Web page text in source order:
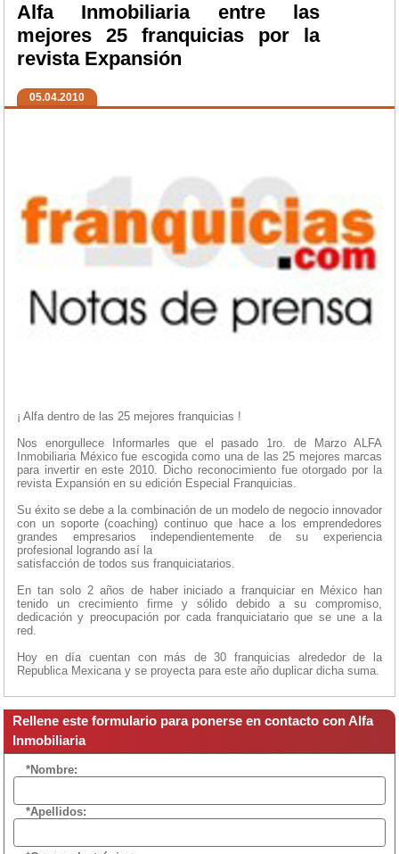
Alfa Inmobiliaria entre las
mejores 25 franquicias por la
revista Expansión
05.04.2010
¡ Alfa dentro de las 25 mejores franquicias !
Nos enorgullece Informarles que el pasado 1ro. de Marzo ALFA
Inmobiliaria México fue escogida como una de las 25 mejores marcas
para invertir en este 2010. Dicho reconocimiento fue otorgado por la
revista Expansión en su edición Especial Franquicias.
Su éxito se debe a la combinación de un modelo de negocio innovador
con un soporte (coaching) continuo que hace a los emprendedores
grandes empresarios independientemente de su experiencia
profesional logrando así la
satisfacción de todos sus franquiciatarios.
En tan solo 2 años de haber iniciado a franquiciar en México han
tenido un crecimiento firme y sólido debido a su compromiso,
dedicación y preocupación por cada franquiciatario que se une a la
red.
Hoy en día cuentan con más de 30 franquicias alrededor de la
Republica Mexicana y se proyecta para este año duplicar dicha suma.
Rellene este formulario para ponerse en contacto con Alfa
Inmobiliaria
*Nombre:
*Apellidos: